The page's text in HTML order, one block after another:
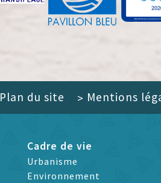
Plan du site > Mentions
Cadre de vie
Urbanisme
Environnement